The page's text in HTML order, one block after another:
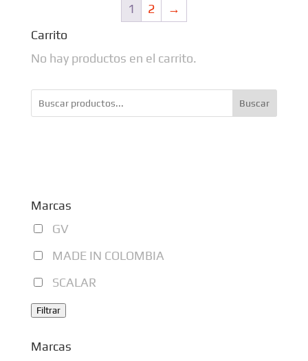
1 2
→
Carrito
No hay productos en el carrito.
Buscar
Marcas
GV
MADE IN COLOMBIA
SCALAR
Filtrar
Marcas